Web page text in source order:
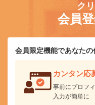
ク
会員
会員限定機能であなたの
カンタン応
事前にプロフ
入力が簡単に